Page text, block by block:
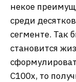
некое
среди
сегменте. Так
становится
C100x, то